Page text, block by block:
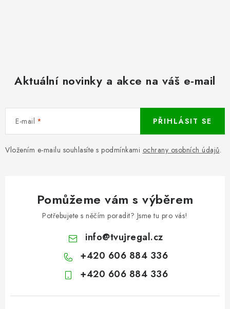
Aktuální novinky a akce na váš e-mail
E-mail
Vložením e-mailu souhlasíte s podmínkami ochrany osobních údajů.
PŘIHLÁSIT SE
Pomůžeme vám s výběrem
Potřebujete s něčím poradit? Jsme tu pro vás!
info@tvujregal.cz
+420 606 884 336
+420 606 884 336